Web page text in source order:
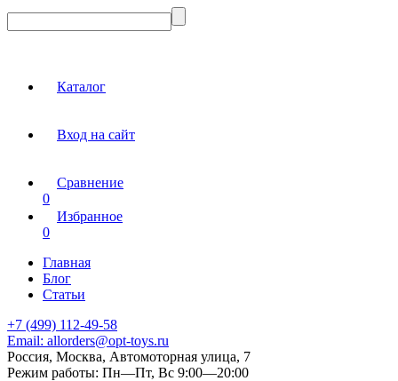
Каталог
Вход на сайт
Сравнение
0
Избранное
0
Главная
Блог
Статьи
+7 (499) 112-49-58
Email: allorders@opt-toys.ru
Россия, Москва, Автомоторная улица, 7
Режим работы: Пн—Пт, Вс 9:00—20:00